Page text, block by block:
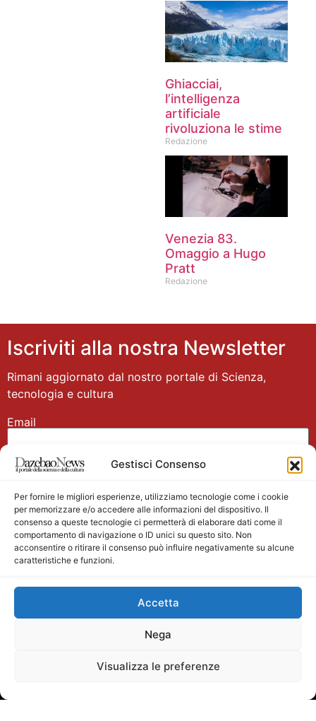
Gestisci Consenso
Per fornire le migliori esperienze, utilizziamo tecnologie come i cookie
per memorizzare e/o accedere alle informazioni del dispositivo. Il
consenso a queste tecnologie ci permetterà di elaborare dati come il
comportamento di navigazione o ID unici su questo sito. Non
acconsentire o ritirare il consenso può influire negativamente su alcune
caratteristiche e funzioni.
Accetta
Nega
Visualizza le preferenze
Ghiacciai,
l’intelligenza
artificiale
rivoluziona le stime
Redazione
Venezia 83.
Omaggio a Hugo
Pratt
Redazione
Iscriviti alla nostra Newsletter
Rimani aggiornato dal nostro portale di Scienza,
tecnologia e cultura
Email
Nome
Main partner
Testata giornalistica registrata presso il Tribunale di